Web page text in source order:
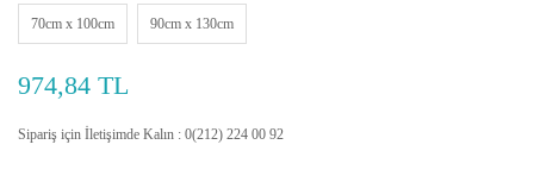
70cm x 100cm 90cm x 130cm
974,84 TL
Sipariş için İletişimde Kalın : 0(212) 224 00 92